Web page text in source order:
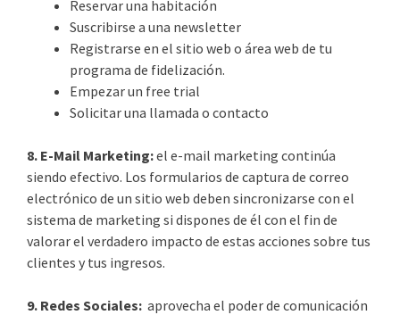
Reservar una habitación
Suscribirse a una newsletter
Registrarse en el sitio web o área web de tu
programa de fidelización.
Empezar un free trial
Solicitar una llamada o contacto
8. E-Mail Marketing:el e-mail marketing continúa
siendo efectivo. Los formularios de captura de correo
electrónico de un sitio web deben sincronizarse con el
sistema de marketing si dispones de él con el fin de
valorar el verdadero impacto de estas acciones sobre tus
clientes y tus ingresos.
9. Redes Sociales: aprovecha el poder de comunicación